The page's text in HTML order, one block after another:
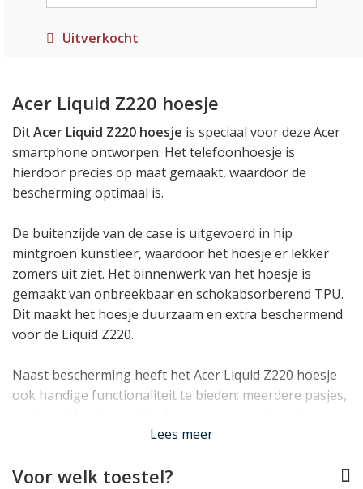
Uitverkocht
Acer Liquid Z220 hoesje
DitAcer Liquid Z220 hoesje is speciaal voor deze Acer
smartphone ontworpen. Het telefoonhoesje is
hierdoor precies op maat gemaakt, waardoor de
bescherming optimaal is.
De buitenzijde van de case is uitgevoerd in hip
mintgroen kunstleer, waardoor het hoesje er lekker
zomers uit ziet. Het binnenwerk van het hoesje is
gemaakt van onbreekbaar en schokabsorberend TPU.
Dit maakt het hoesje duurzaam en extra beschermend
voor de Liquid Z220.
Naast bescherming heeft het Acer Liquid Z220 hoesje
ook handige functionaliteit te bieden: meerdere pasjes,
hoesje opgeborgen worden en bovendien kan het
toestel.
Lees meer
Voor welk toestel?